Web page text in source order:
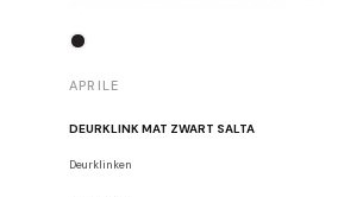
APRILE
DEURKLINK MAT ZWART SALTA
Deurklinken